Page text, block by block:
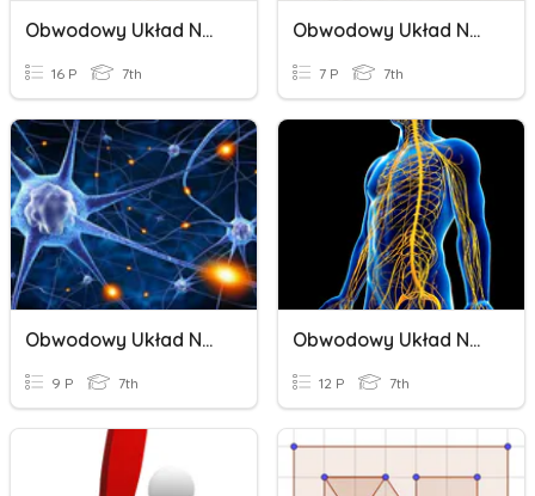
Obwodowy Układ Nerwowy - Odruchy
16 P 7th
Obwodowy Układ Nerwowy
7 P 7th
Obwodowy Układ Nerwowy
9 P 7th
Obwodowy Układ Nerwowy SP
12 P 7th